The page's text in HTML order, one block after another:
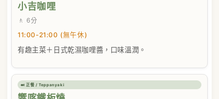
小吉咖哩
🚶 6分
11:00-21:00 (無午休)
有趣主菜＋日式乾濕咖哩醬，口味溫潤。
🍛 正餐 / Teppanyaki